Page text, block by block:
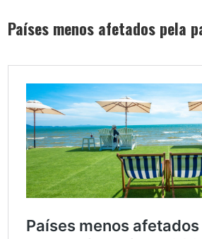
Países menos afetados pela